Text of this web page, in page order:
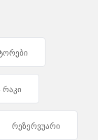
რეზერვუარი